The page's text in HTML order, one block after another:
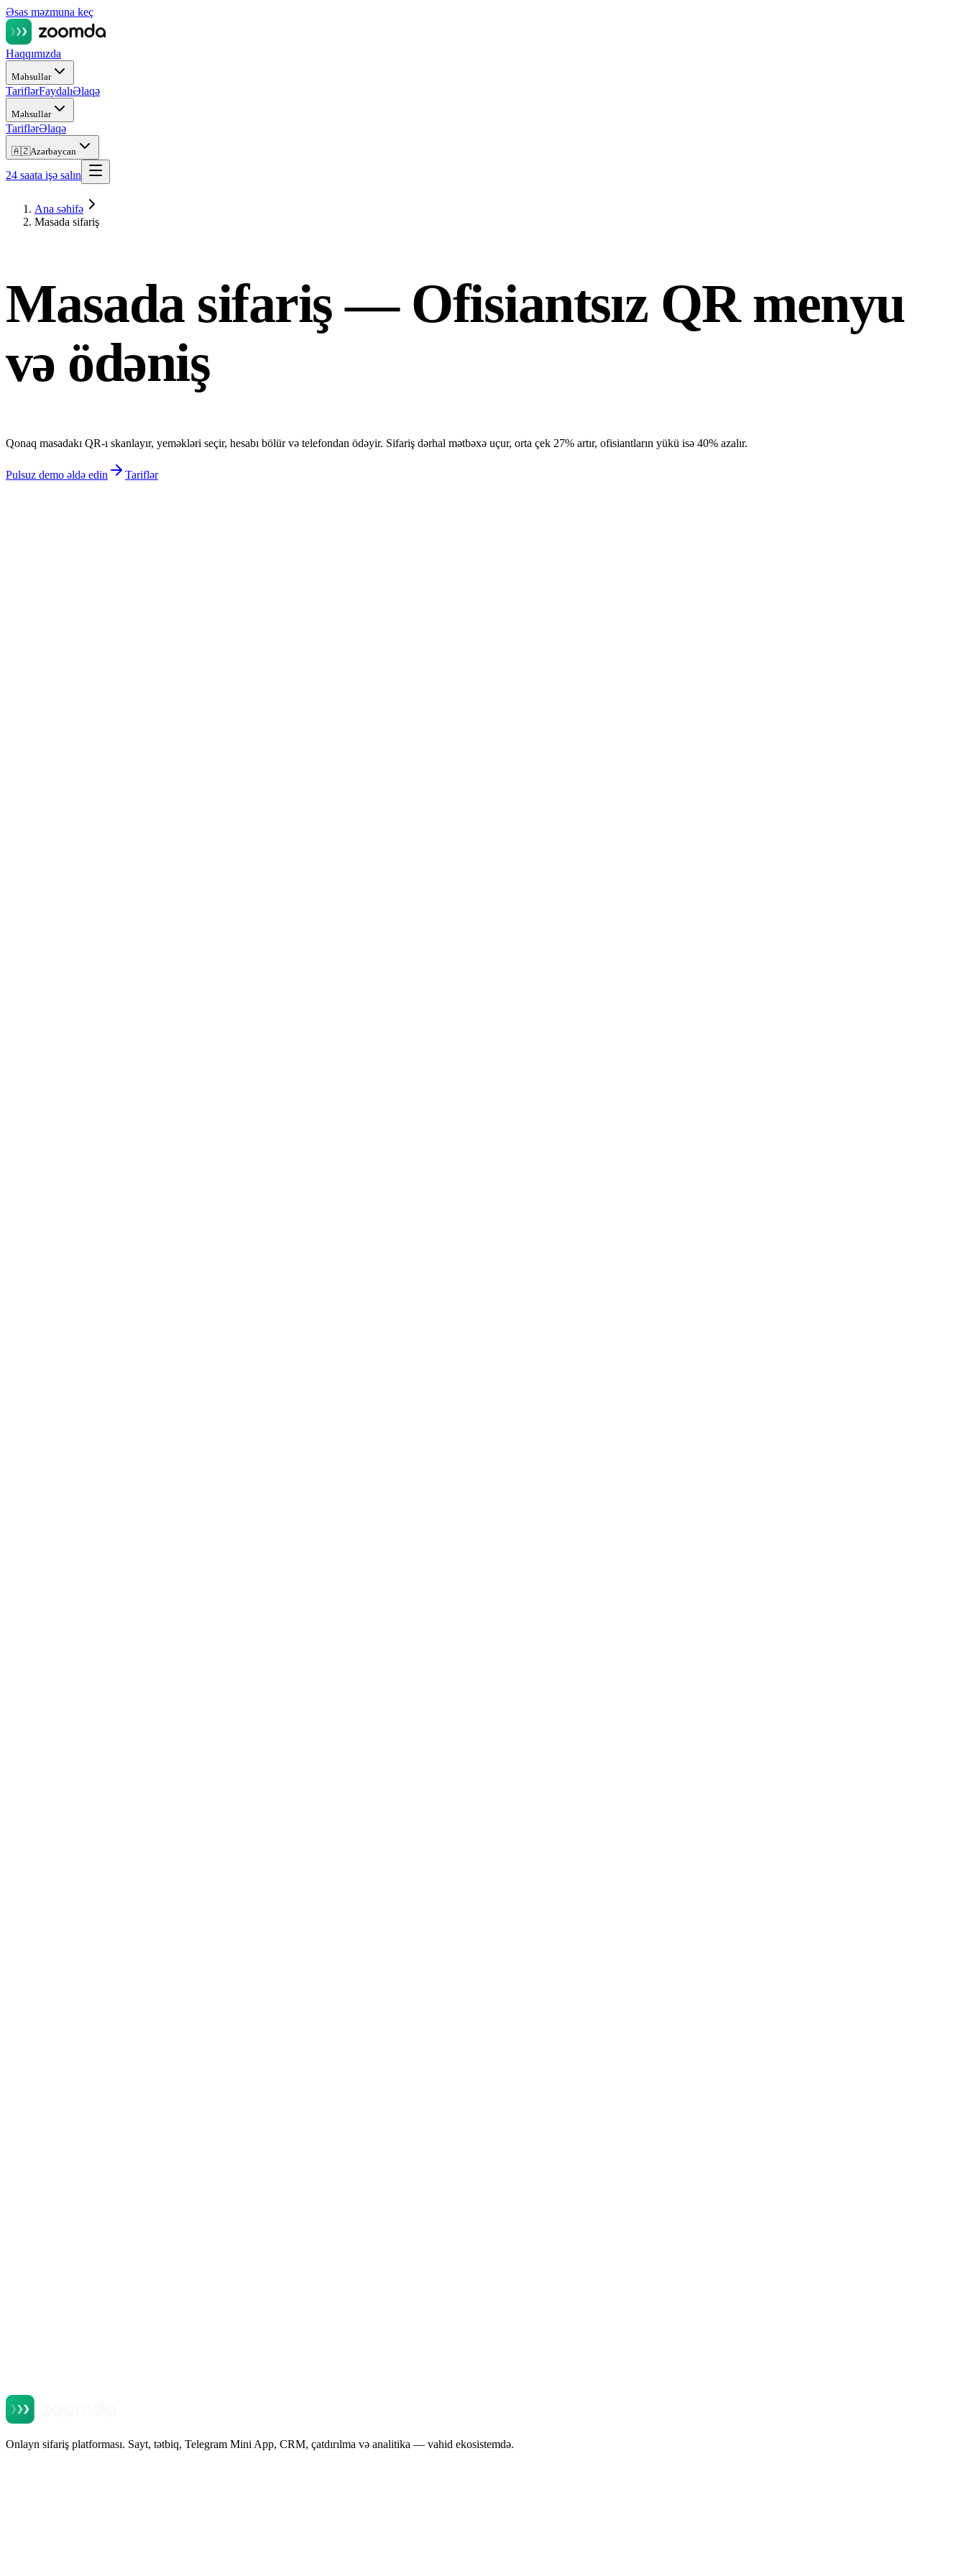
Əsas məzmuna keç
Haqqımızda
Məhsullar
TariflərFaydalıƏlaqə
Məhsullar
TariflərƏlaqə
🇦🇿Azərbaycan
24 saata işə salın
Ana səhifə
Masada sifariş
Masada sifariş — Ofisiantsız QR menyu
və ödəniş
Qonaq masadakı QR-ı skanlayır, yeməkləri seçir, hesabı bölür və telefondan ödəyir. Sifariş dərhal mətbəxə uçur, orta çek 27% artır, ofisiantların yükü isə 40% azalır.
Pulsuz demo əldə edin Tariflər
Onlayn sifariş platforması. Sayt, tətbiq, Telegram Mini App, CRM, çatdırılma və analitika — vahid ekosistemdə.